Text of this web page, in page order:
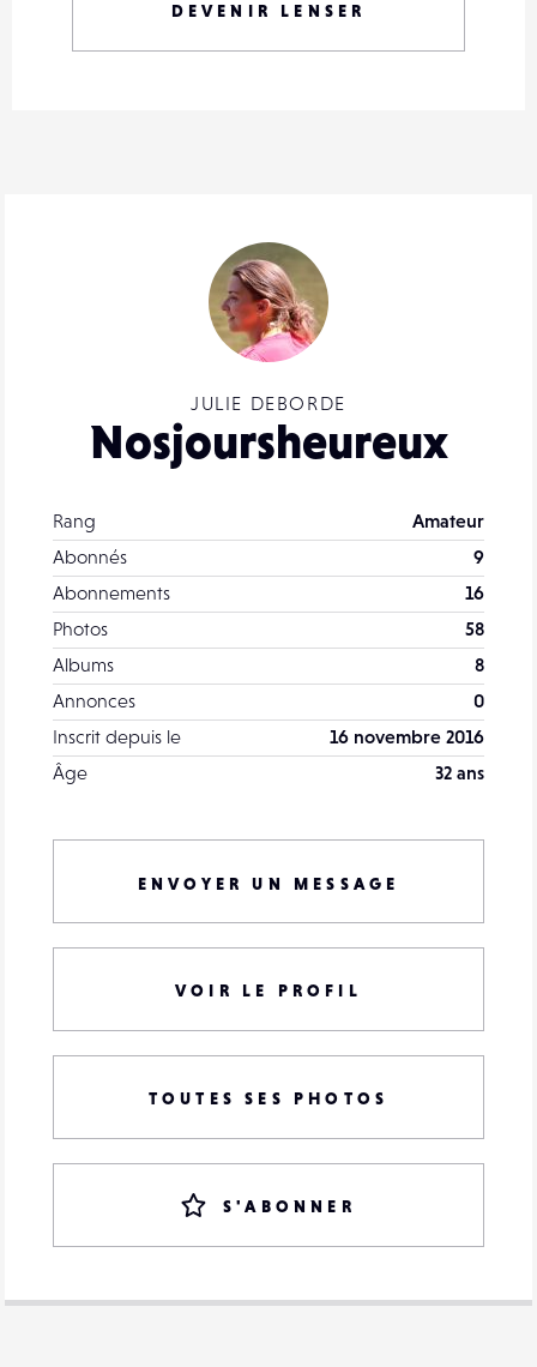
JULIE DEBORDE
Nosjoursheureux
Rang
Amateur
Abonnés
9
Abonnements
16
Photos
58
Albums
8
Annonces
0
Inscrit depuis le
16 novembre 2016
Âge
32 ans
ENVOYER UN MESSAGE
VOIR LE PROFIL
TOUTES SES PHOTOS
S'ABONNER
DEVENIR LENSER